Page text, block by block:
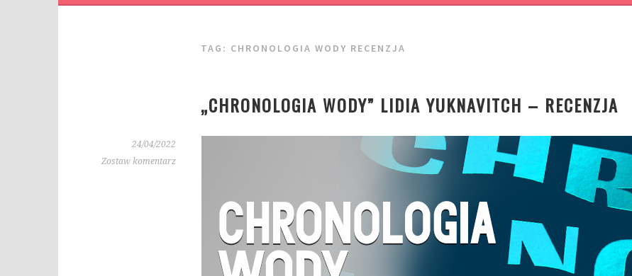
TAG: CHRONOLOGIA WODY RECENZJA
„CHRONOLOGIA WODY” LIDIA YUKNAVITCH – RECENZJA
24/04/2022
Zostaw komentarz